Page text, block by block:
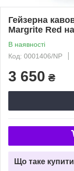
Гейзерна
Margrite Red
В наявності
Код: 0001406/NP
3 650 ₴
Що таке